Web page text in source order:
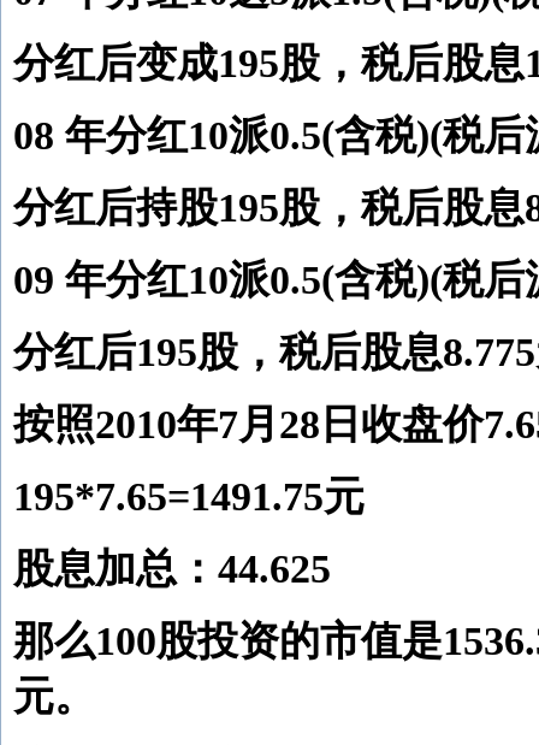
分红后变成195股，税后股息
08 年分红10派0.5(含税)(税后
分红后持股195股，税后股息
09 年分红10派0.5(含税)(税后
分红后195股，税后股息
按照2010年7月28日收盘价
195*7.65=1491.75元
股息加总：44.625
那么100股投资的市值是
元。